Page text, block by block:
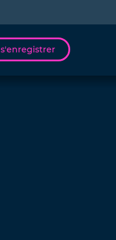
s'enregistrer